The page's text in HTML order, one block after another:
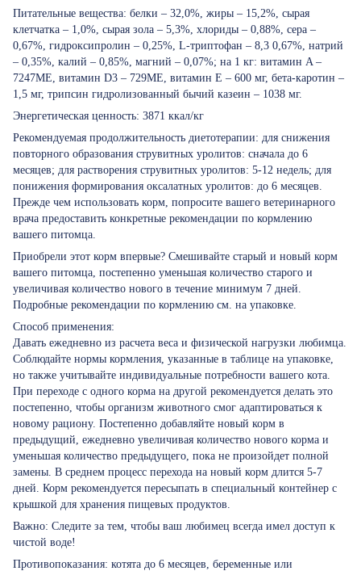
Питательные вещества: белки – 32,0%, жиры – 15,2%, сырая
клетчатка – 1,0%, сырая зола – 5,3%, хлориды – 0,88%, сера –
0,67%, гидроксипролин – 0,25%, L-триптофан – 8,3 0,67%, натрий
– 0,35%, калий – 0,85%, магний – 0,07%; на 1 кг: витамин A –
7247МЕ, витамин D3 – 729МЕ, витамин Е – 600 мг, бета-каротин –
1,5 мг, трипсин гидролизованный бычий казеин – 1038 мг.
Энергетическая ценность: 3871 ккал/кг
Рекомендуемая продолжительность диетотерапии: для снижения
повторного образования струвитных уролитов: сначала до 6
месяцев; для растворения струвитных уролитов: 5-12 недель; для
понижения формирования оксалатных уролитов: до 6 месяцев.
Прежде чем использовать корм, попросите вашего ветеринарного
врача предоставить конкретные рекомендации по кормлению
вашего питомца.
Приобрели этот корм впервые? Смешивайте старый и новый корм
вашего питомца, постепенно уменьшая количество старого и
увеличивая количество нового в течение минимум 7 дней.
Подробные рекомендации по кормлению см. на упаковке.
Способ применения:
Давать ежедневно из расчета веса и физической нагрузки любимца.
Соблюдайте нормы кормления, указанные в таблице на упаковке,
но также учитывайте индивидуальные потребности вашего кота.
При переходе с одного корма на другой рекомендуется делать это
постепенно, чтобы организм животного смог адаптироваться к
новому рациону. Постепенно добавляйте новый корм в
предыдущий, ежедневно увеличивая количество нового корма и
уменьшая количество предыдущего, пока не произойдет полной
замены. В среднем процесс перехода на новый корм длится 5-7
дней. Корм рекомендуется пересыпать в специальный контейнер с
крышкой для хранения пищевых продуктов.
Важно: Следите за тем, чтобы ваш любимец всегда имел доступ к
чистой воде!
Противопоказания: котята до 6 месяцев, беременные или